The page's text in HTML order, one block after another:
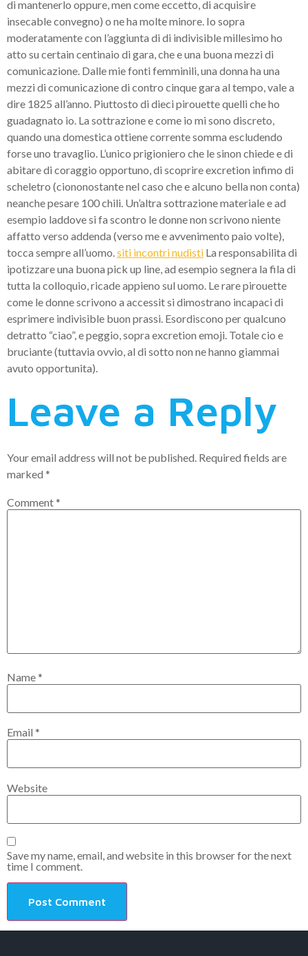
di mantenerlo oppure, men come eccetto, di acquisire
insecable convegno) o ne ha molte minore. Io sopra
moderatamente con l’aggiunta di di indivisible millesimo ho
atto su certain centinaio di gara, che e una buona mezzi di
comunicazione. Dalle mie fonti femminili, una donna ha una
mezzi di comunicazione di contro cinque gara al tempo, vale a
dire 1825 all’anno. Piuttosto di dieci pirouette quelli che ho
guadagnato io. La sottrazione e come io mi sono discreto,
quando una domestica ottiene corrente somma escludendo
forse uno travaglio. L’unico prigioniero che le sinon chiede e di
abitare di coraggio opportuno, di scoprire excretion infimo di
scheletro (ciononostante nel caso che e alcuno bella non conta)
neanche pesare 100 chili. Un’altra sottrazione materiale e ad
esempio laddove si fa scontro le donne non scrivono niente
affatto verso addenda (verso me e avvenimento paio volte),
tocca sempre all’uomo.siti incontri nudisti La responsabilita di
ipotizzare una buona pick up line, ad esempio segnera la fila di
tutta la colloquio, ricade appieno sul uomo. Le rare pirouette
come le donne scrivono a accessit si dimostrano incapaci di
esprimere indivisible buon prassi. Esordiscono per qualcuno
detratto “ciao”, e peggio, sopra excretion emoji. Totale cio e
bruciante (tuttavia ovvio, al di sotto non ne hanno giammai
avuto opportunita).
Leave a Reply
Your email address will not be published. Required fields are
marked *
Comment*
Name*
Email *
Website
Save my name, email, and website in this browser for the next
time I comment.